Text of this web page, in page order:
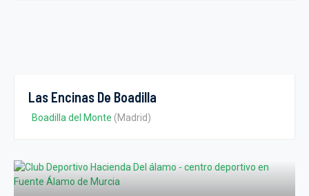
Las Encinas De Boadilla
Boadilla del Monte (Madrid)